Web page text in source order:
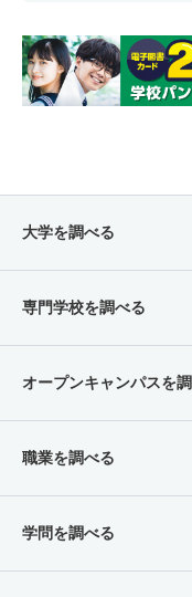
大学を調べる
専門学校を調べる
オープンキャンパスを
職業を調べる
学問を調べる